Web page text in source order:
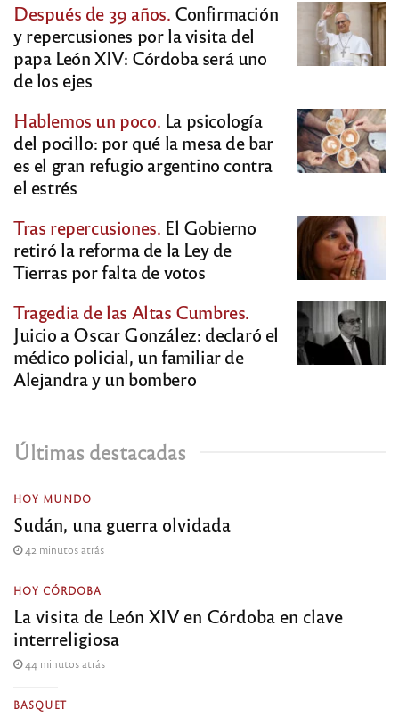
Después de 39 años. Confirmación
y repercusiones por la visita del
papa León XIV: Córdoba será uno
de los ejes
Hablemos un poco. La psicología
del pocillo: por qué la mesa de bar
es el gran refugio argentino contra
el estrés
Tras repercusiones. El Gobierno
retiró la reforma de la Ley de
Tierras por falta de votos
Tragedia de las Altas Cumbres.
Juicio a Oscar González: declaró el
médico policial, un familiar de
Alejandra y un bombero
Últimas destacadas
HOY MUNDO
Sudán, una guerra olvidada
42 minutos atrás
HOY CÓRDOBA
La visita de León XIV en Córdoba en clave
interreligiosa
44 minutos atrás
BASQUET